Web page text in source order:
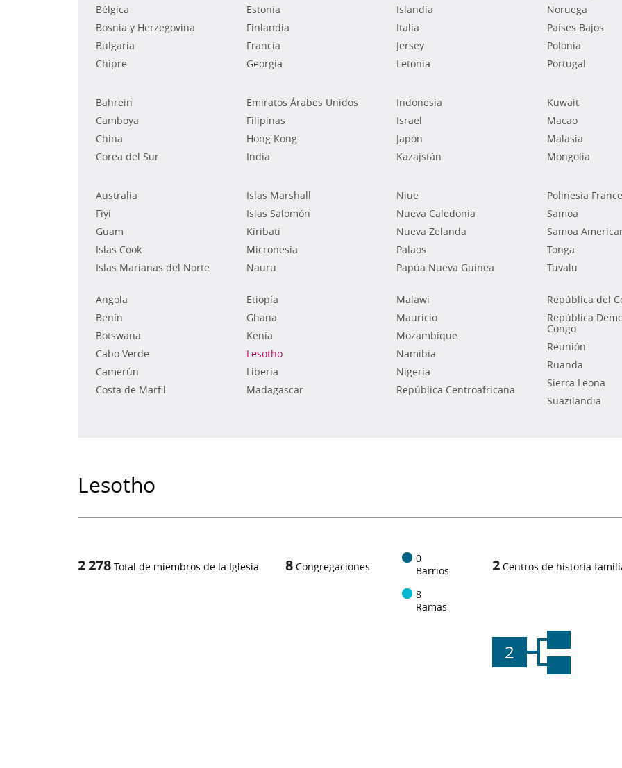
Bélgica
Bosnia y Herzegovina
Bulgaria
Chipre
Estonia
Finlandia
Francia
Georgia
Islandia
Italia
Jersey
Letonia
Noruega
Países Bajos
Polonia
Portugal
Bahrein
Camboya
China
Corea del Sur
Emiratos Árabes Unidos
Filipinas
Hong Kong
India
Indonesia
Israel
Japón
Kazajstán
Kuwait
Macao
Malasia
Mongolia
Australia
Fiyi
Guam
Islas Cook
Islas Marianas del Norte
Islas Marshall
Islas Salomón
Kiribati
Micronesia
Nauru
Niue
Nueva Caledonia
Nueva Zelanda
Palaos
Papúa Nueva Guinea
Polinesia
Samoa
Samoa
Tonga
Tuvalu
Angola
Benín
Botswana
Cabo Verde
Camerún
Costa de Marfil
Etiopía
Ghana
Kenia
Lesotho
Liberia
Madagascar
Malawi
Mauricio
Mozambique
Namibia
Nigeria
República Centroafricana
República del
República
Congo
Reunión
Ruanda
Sierra Leona
Suazilandia
Lesotho
2 278 Total de miembros de la Iglesia 8 Congregaciones
0
Barrios
8
Ramas
2 Centros de historia
2